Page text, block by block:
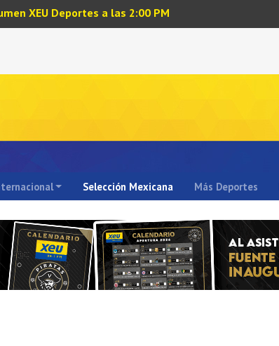
XEU Deportes a las 2:00 PM
Selección Mexicana Más Deportes